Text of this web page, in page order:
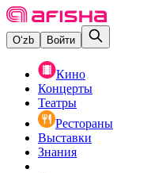
O‘zb Войти
Кино
Концерты
Театры
Рестораны
Выставки
Знания